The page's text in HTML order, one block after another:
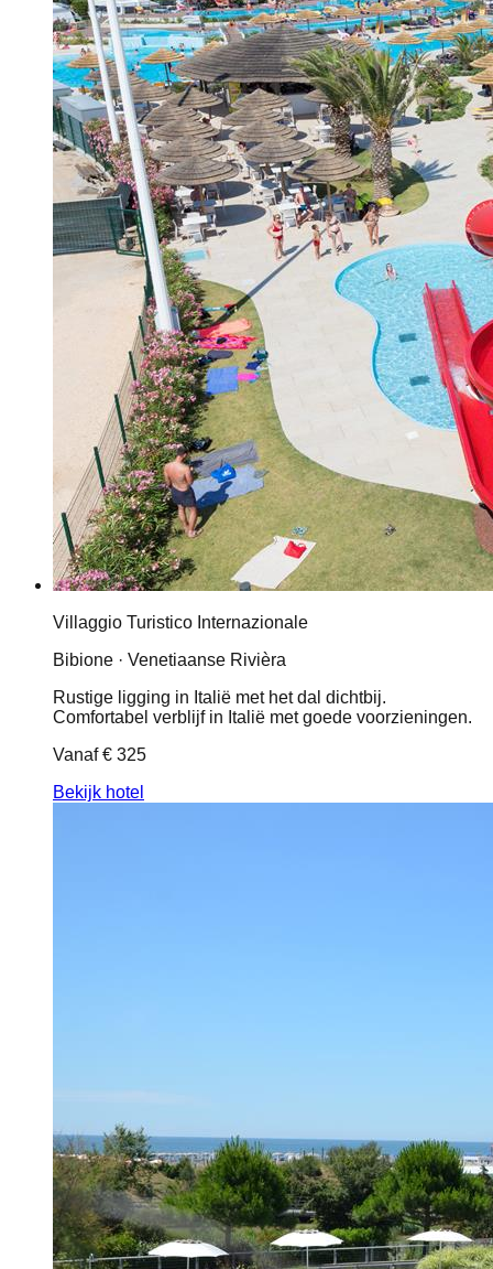
Villaggio Turistico Internazionale
Bibione · Venetiaanse Rivièra
Rustige ligging in Italië met het dal dichtbij.
Comfortabel verblijf in Italië met goede voorzieningen.
Vanaf€ 325
Bekijk hotel